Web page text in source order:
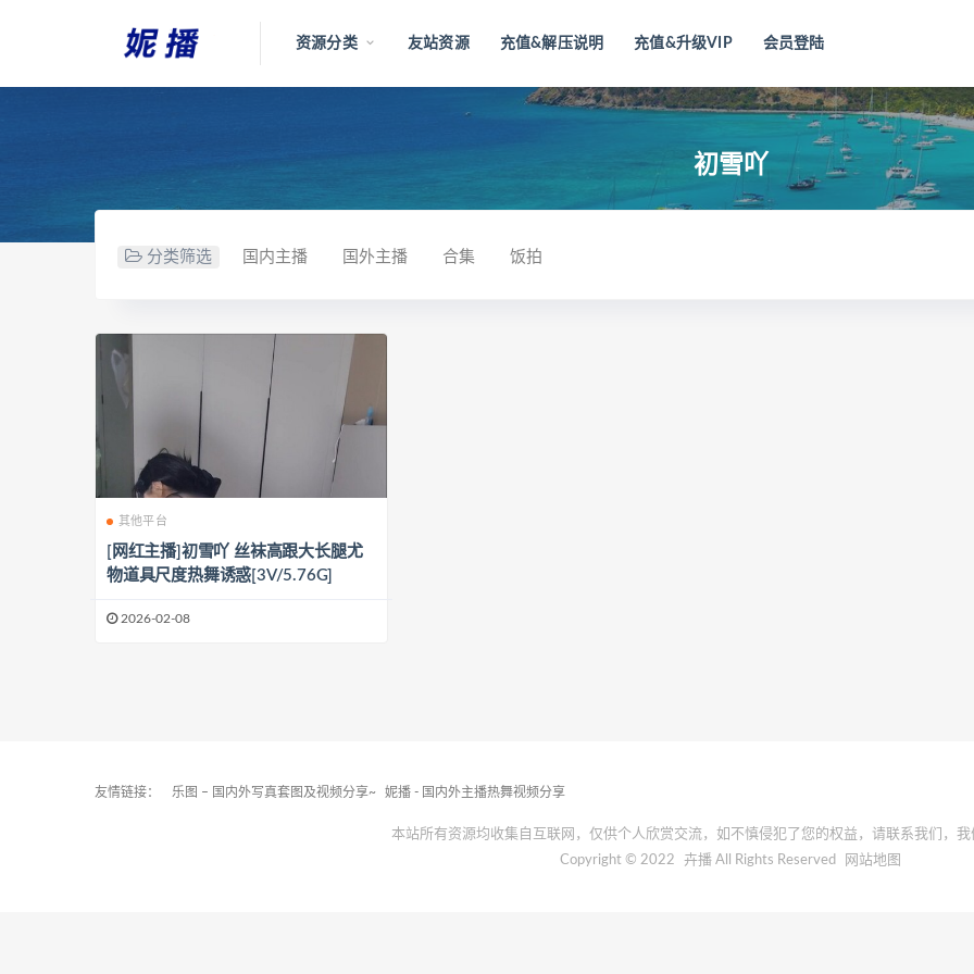
资源分类 友站资源 充值&解压说明 充值&升级VIP 会员登陆
初雪吖
分类筛选 国内主播 国外主播 合集 饭拍
其他平台
[网红主播]初雪吖 丝袜高跟大长腿尤
物道具尺度热舞诱惑[3V/5.76G]
2026-02-08
友情链接： 乐图 – 国内外写真套图及视频分享~ 妮播 - 国内外主播热舞视频分享
本站所有资源均收集自互联网，仅供个人欣赏交流，如不慎侵犯了您的权益，请联系我们，我
Copyright © 2022
卉播 All Rights Reserved 网站地图